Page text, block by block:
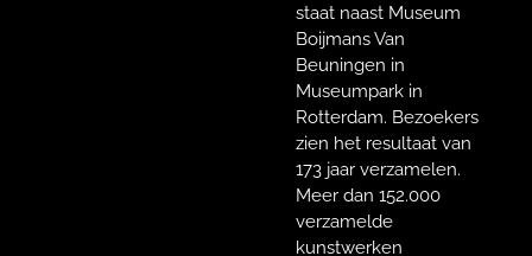
staat naast Museum
Boijmans Van
Beuningen in
Museumpark in
Rotterdam. Bezoekers
zien het resultaat van
173 jaar verzamelen.
Meer dan 152.000
verzamelde
kunstwerken